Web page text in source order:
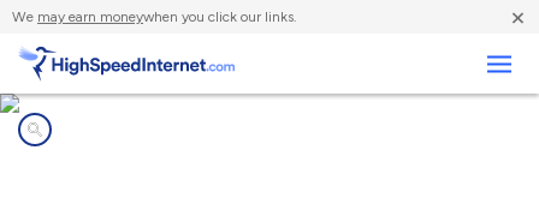
We may earn moneywhen you click our links. ×